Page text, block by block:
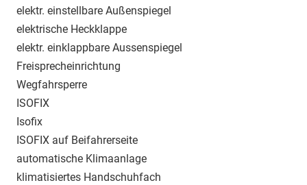
elektr. einstellbare Außenspiegel
elektrische Heckklappe
elektr. einklappbare Aussenspiegel
Freisprecheinrichtung
Wegfahrsperre
ISOFIX
Isofix
ISOFIX auf Beifahrerseite
automatische Klimaanlage
klimatisiertes Handschuhfach